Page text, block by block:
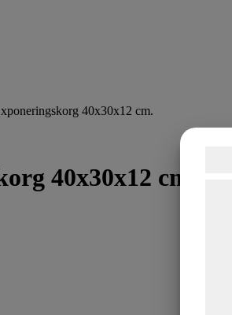
40x30x12 cm.
40x30x12 cm.